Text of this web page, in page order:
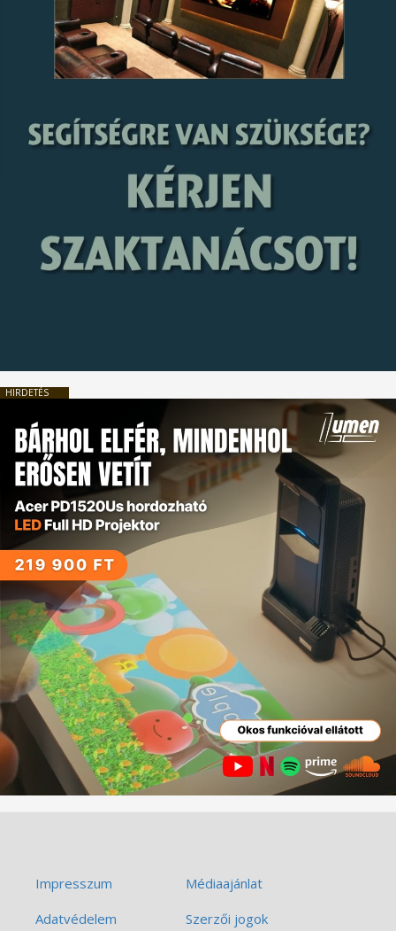
HIRDETÉS
Impresszum
Médiaajánlat
Adatvédelem
Szerzői jogok